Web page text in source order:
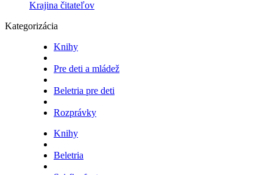
Krajina čitateľov
Kategorizácia
Knihy
Pre deti a mládež
Beletria pre deti
Rozprávky
Knihy
Beletria